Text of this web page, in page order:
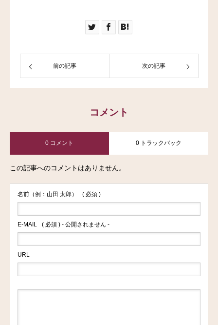
前の記事 次の記事
コメント
0 コメント 0 トラックバック
この記事へのコメントはありません。
名前（例：山田 太郎） ( 必須 )
E-MAIL ( 必須 ) - 公開されません -
URL